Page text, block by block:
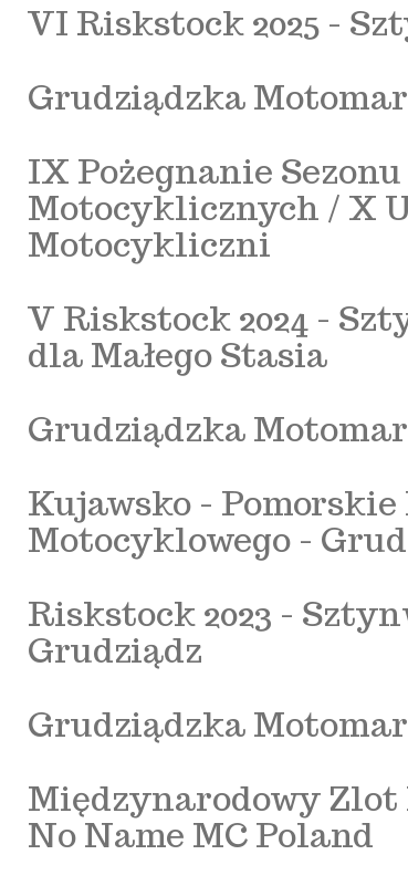
VI Riskstock 2025 -
Grudziądzka
IX Pożegnanie
Motocyklicznych / X
Motocykliczni
V Riskstock 2024 -
dla Małego Stasia
Grudziądzka
Kujawsko - Pomorskie
Motocyklowego -
Riskstock 2023 -
Grudziądz
Grudziądzka
Międzynarodowy
No Name MC Poland